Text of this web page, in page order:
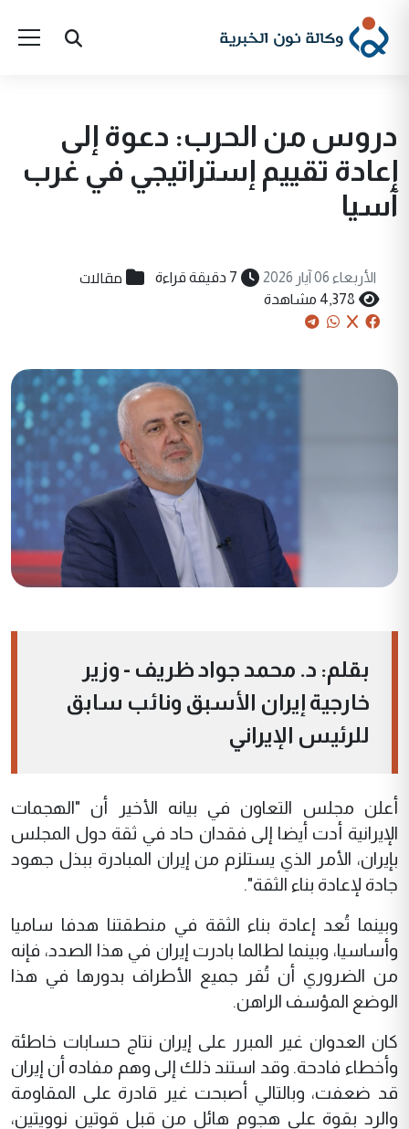
دروس من الحرب: دعوة إلى
إعادة تقييم إستراتيجي في غرب
آسيا
الأربعاء 06 آيار 2026 7 دقيقة قراءة مقالات
4,378 مشاهدة
بقلم: د. محمد جواد ظريف - وزير
خارجية إيران الأسبق ونائب سابق
للرئيس الإيراني
أعلن مجلس التعاون في بيانه الأخير أن "الهجمات
الإيرانية أدت أيضا إلى فقدان حاد في ثقة دول المجلس
بإيران، الأمر الذي يستلزم من إيران المبادرة ببذل جهود
جادة لإعادة بناء الثقة".
وبينما تُعد إعادة بناء الثقة في منطقتنا هدفا ساميا
وأساسيا، وبينما لطالما بادرت إيران في هذا الصدد، فإنه
من الضروري أن تُقر جميع الأطراف بدورها في هذا
الوضع المؤسف الراهن.
كان العدوان غير المبرر على إيران نتاج حسابات خاطئة
وأخطاء فادحة. وقد استند ذلك إلى وهم مفاده أن إيران
قد ضعفت، وبالتالي أصبحت غير قادرة على المقاومة
والرد بقوة على هجوم هائل من قبل قوتين نوويتين،